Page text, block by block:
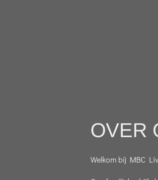
OVER
Welkom bij MBC